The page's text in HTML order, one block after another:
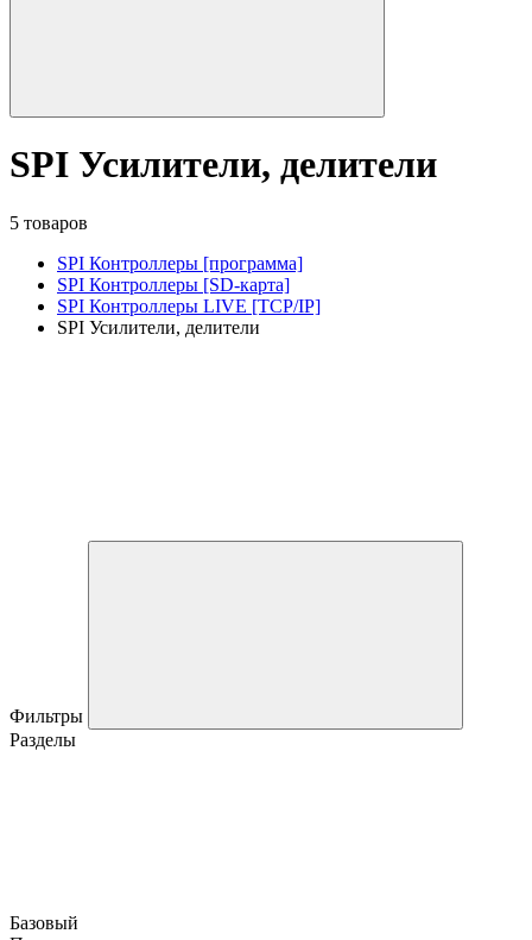
SPI Усилители, делители
5 товаров
SPI Контроллеры [программа]
SPI Контроллеры [SD-карта]
SPI Контроллеры LIVE [TCP/IP]
SPI Усилители, делители
Фильтры
Разделы
Базовый